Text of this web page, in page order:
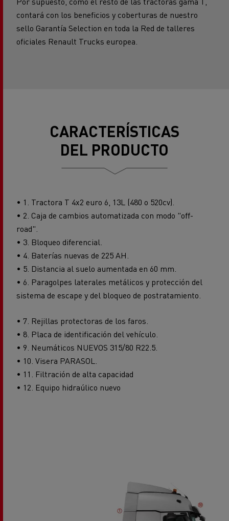
sello Garantía Selection en toda la Red de talleres
oficiales Renault Trucks europea.
DEL PRODUCTO
road".
• 3. Bloqueo diferencial.
• 4. Baterías nuevas de 225 AH.
• 5. Distancia al suelo aumentada en 60 mm.
• 6. Paragolpes laterales metálicos y protección del
sistema de escape y del bloqueo de postratamiento.
• 7. Rejillas protectoras de los faros.
• 9. Neumáticos NUEVOS 315/80 R22.5.
• 10. Visera PARASOL.
• 11. Filtración de alta capacidad
• 12. Equipo hidraúlico nuevo